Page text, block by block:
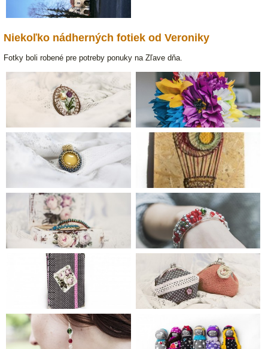
Niekoľko nádherných fotiek od Veroniky
Fotky boli robené pre potreby ponuky na Zľave dňa.